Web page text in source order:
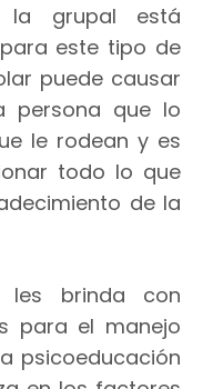
la grupal está
este tipo de
puede causar
persona que lo
le rodean y es
todo lo que
de la
les brinda con
para el manejo
psicoeducación